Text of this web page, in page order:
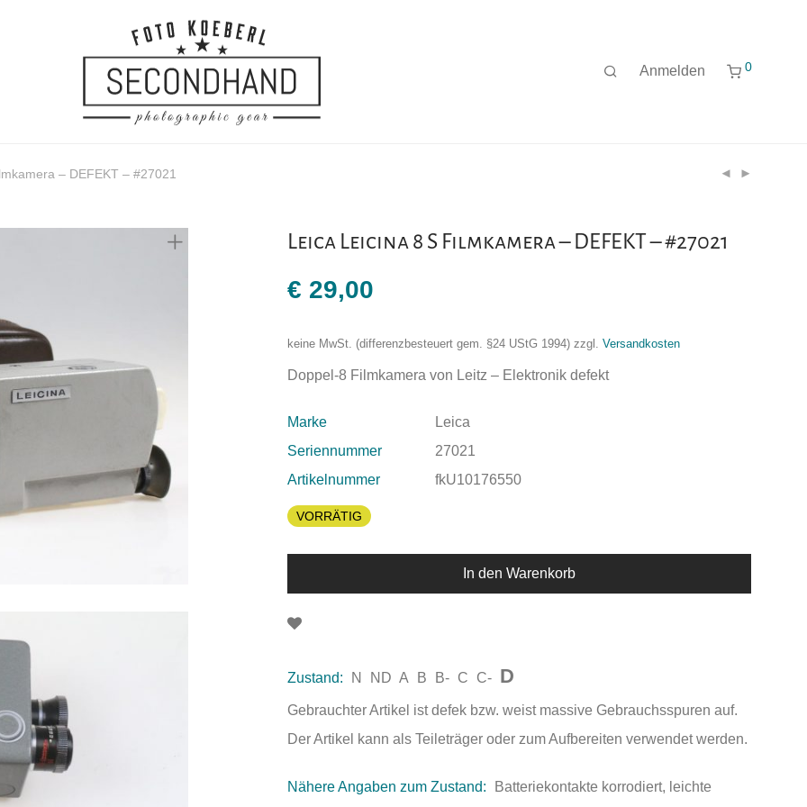
Anmelden 0
– DEFEKT – #27021
Leica Leicina 8 S Filmkamera – DEFEKT – #27021
€ 29,00
keine MwSt. (differenzbesteuert gem. §24 UStG 1994) zzgl. Versandkosten
Doppel-8 Filmkamera von Leitz – Elektronik defekt
Marke
Leica
Seriennummer
27021
Artikelnummer
fkU10176550
VORRÄTIG
In den Warenkorb
Zustand: N ND A B B- C C- D
Gebrauchter Artikel ist defek bzw. weist massive Gebrauchsspuren auf.
Der Artikel kann als Teileträger oder zum Aufbereiten verwendet werden.
Nähere Angaben zum Zustand:
Batteriekontakte korrodiert, leichte